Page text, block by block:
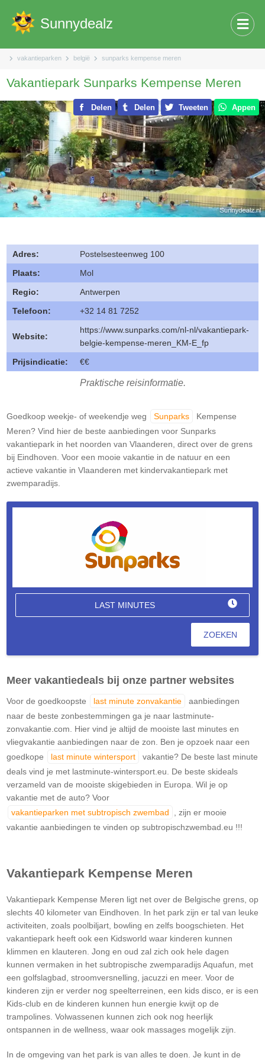
vakantieparken belgië sunparks kempense meren
Sunnydealz
Vakantiepark Sunparks Kempense Meren
Delen Delen Tweeten Appen
Adres:
Postelsesteenweg 100
Plaats:
Mol
Regio:
Antwerpen
Telefoon:
+32 14 81 7252
Website:
https://www.sunparks.com/nl-nl/vakantiepark-
belgie-kempense-meren_KM-E_fp
Prijsindicatie:
€€
Praktische reisinformatie.
Goedkoop weekje- of weekendje weg Sunparks
Kempense
Meren? Vind hier de beste aanbiedingen voor Sunparks
vakantiepark in het noorden van Vlaanderen, direct over de grens
bij Eindhoven. Voor een mooie vakantie in de natuur en een
actieve vakantie in Vlaanderen met kindervakantiepark met
zwemparadijs.
LAST MINUTES
ZOEKEN
Meer vakantiedeals bij onze partner websites
Voor de goedkoopste last minute zonvakantie
aanbiedingen
naar de beste zonbestemmingen ga je naar lastminute-
zonvakantie.com. Hier vind je altijd de mooiste last minutes en
vliegvakantie aanbiedingen naar de zon. Ben je opzoek naar een
goedkope
last minute wintersport
vakantie? De beste last minute
deals vind je met lastminute-wintersport.eu. De beste skideals
verzameld van de mooiste skigebieden in Europa. Wil je op
vakantie met de auto? Voor
vakantieparken met subtropisch zwembad
, zijn er mooie
vakantie aanbiedingen te vinden op subtropischzwembad.eu !!!
Vakantiepark Kempense Meren
Vakantiepark Kempense Meren ligt net over de Belgische grens, op
slechts 40 kilometer van Eindhoven. In het park zijn er tal van leuke
activiteiten, zoals poolbiljart, bowling en zelfs boogschieten. Het
vakantiepark heeft ook een Kidsworld waar kinderen kunnen
klimmen en klauteren. Jong en oud zal zich ook hele dagen
kunnen vermaken in het subtropische zwemparadijs Aquafun, met
een golfslagbad, stroomversnelling, jacuzzi en meer. Voor de
kinderen zijn er verder nog speelterreinen, een kids disco, er is een
Kids-club en de kinderen kunnen hun energie kwijt op de
trampolines. Volwassenen kunnen zich ook nog heerlijk
ontspannen in de wellness, waar ook massages mogelijk zijn.
In de omgeving van het park is van alles te doen. Je kunt in de